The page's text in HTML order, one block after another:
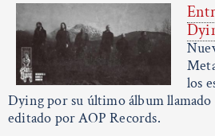
los
Dying por su último álbum
editado por AOP Records.